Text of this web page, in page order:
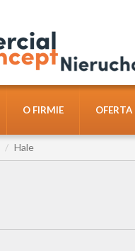
O FIRMIE OFERTA
Hale